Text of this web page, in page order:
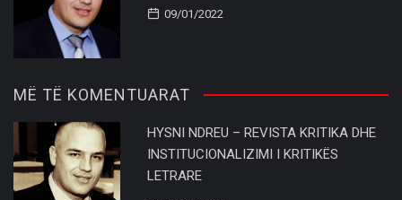
09/01/2022
MË TË KOMENTUARAT
HYSNI NDREU – REVISTA KRITIKA DHE
INSTITUCIONALIZIMI I KRITIKËS
LETRARE